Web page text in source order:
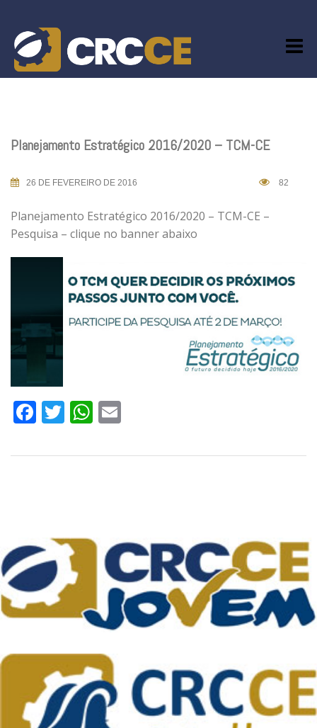
content
Planejamento Estratégico 2016/2020 – TCM-CE
26 DE FEVEREIRO DE 2016 82
Planejamento Estratégico 2016/2020 – TCM-CE –
Pesquisa – clique no banner abaixo
Facebook
TwitterWhatsApp